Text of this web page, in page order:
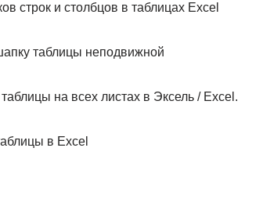
строк и столбцов в таблицах Excel
таблицы неподвижной
на всех листах в Эксель / Excel.
в Excel